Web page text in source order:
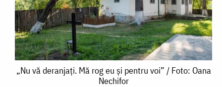
„Nu
„Nu vă deranjați. Mă rog eu și pentru voi” / Foto: Oana
Nechifor